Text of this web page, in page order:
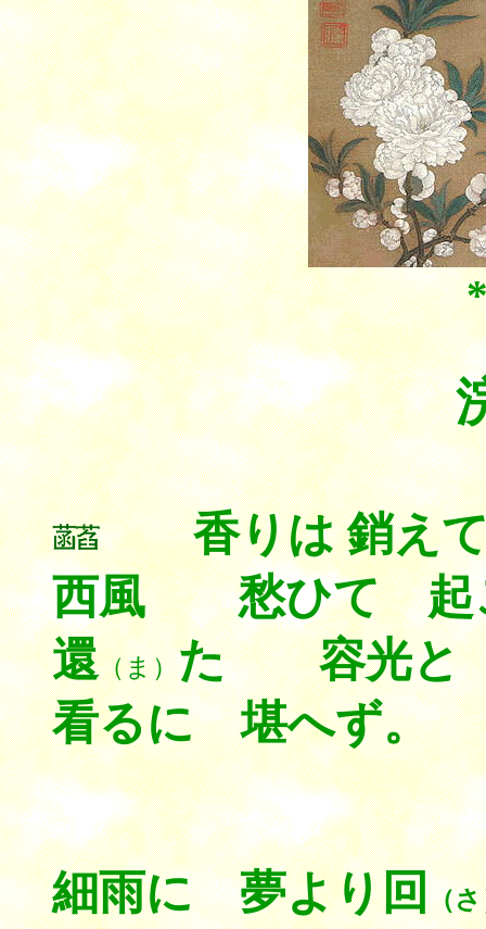
香りは 銷え
西風 愁ひて 起
還（ま）た 容光と
看るに 堪へず。
細雨に 夢より回（